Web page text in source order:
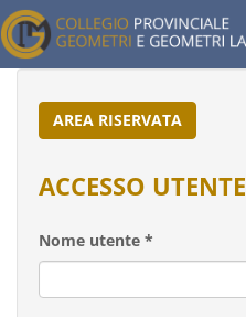
Salta
al
contenuto
principale
AREA RISERVATA
ACCESSO UTENTE
Nome utente *